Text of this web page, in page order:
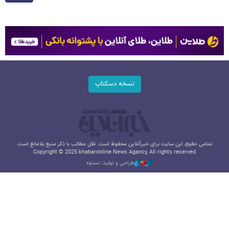
نسخه دسکتاپ
تمامی حقوق این سایت برای خبرآنلاین محفوظ است. نقل مطالب با ذکر منبع بلامانع است.
Copyright © 2025 khabaronline News Agancy, All rights reserved
طراحی و تولید: نستوه